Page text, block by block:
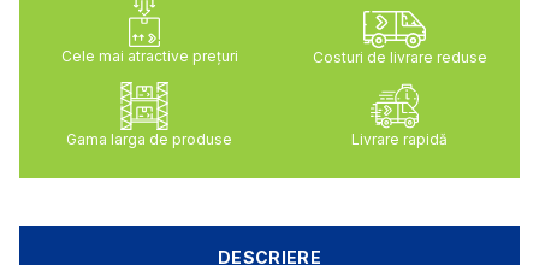
Cele mai atractive preţuri Costuri de livrare reduse
Gama larga de produse Livrare rapidă
DESCRIERE